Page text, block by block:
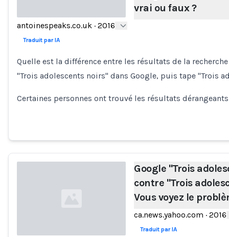
Loading...
vrai ou faux ?
antoinespeaks.co.uk · 2016
Traduit par IA
Quelle est la différence entre les résultats de la
"Trois adolescents noirs" dans Google, puis tape "Trois
Certaines personnes ont trouvé les résultats
Google "Trois
contre "Trois
Vous voyez le
ca.news.yahoo.com · 2016
Traduit par IA